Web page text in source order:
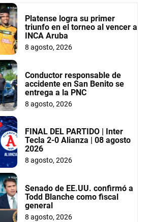
Platense logra su primer
triunfo en el torneo al vencer a
INCA Aruba
8 agosto, 2026
Conductor responsable de
accidente en San Benito se
entrega a la PNC
8 agosto, 2026
FINAL DEL PARTIDO | Inter
Tecla 2-0 Alianza | 08 agosto
2026
8 agosto, 2026
Senado de EE.UU. confirmó a
Todd Blanche como fiscal
general
8 agosto, 2026